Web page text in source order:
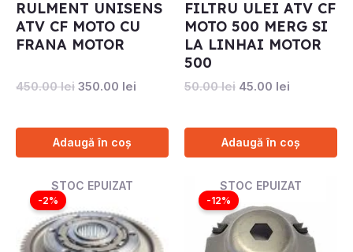
RULMENT UNISENS
ATV CF MOTO CU
FRANA MOTOR
450.00lei 350.00 lei
Adaugă în coș
FILTRU ULEI ATV CF
MOTO 500 MERG SI
LA LINHAI MOTOR
500
50.00lei 45.00 lei
Adaugă în coș
STOC EPUIZAT
-2%
Prețul
a
fost:
1280.00 lei.
1250.00 lei.
STOC EPUIZAT
-12%
Prețul
a
fost:
680.00 lei.
600.00